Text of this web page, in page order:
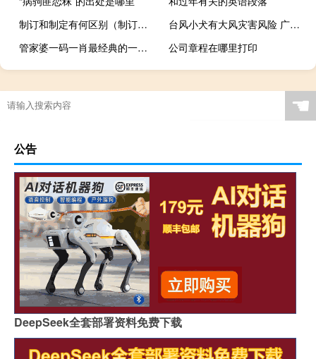
制订和制定有何区别（制订和制定）
台风小犬有大风灾害风险 广东福建警惕山洪
管家婆一码一肖最经典的一句_智能AI深度解析_百家号版v47.08.141
公司章程在哪里打印
☚
公告
DeepSeek全套部署资料免费下载